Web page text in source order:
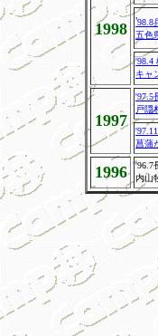
1998 '98.8
五色
'98.4
キャ
1997
'97.5
戸隠
菖蒲
1996
'96.7
内山